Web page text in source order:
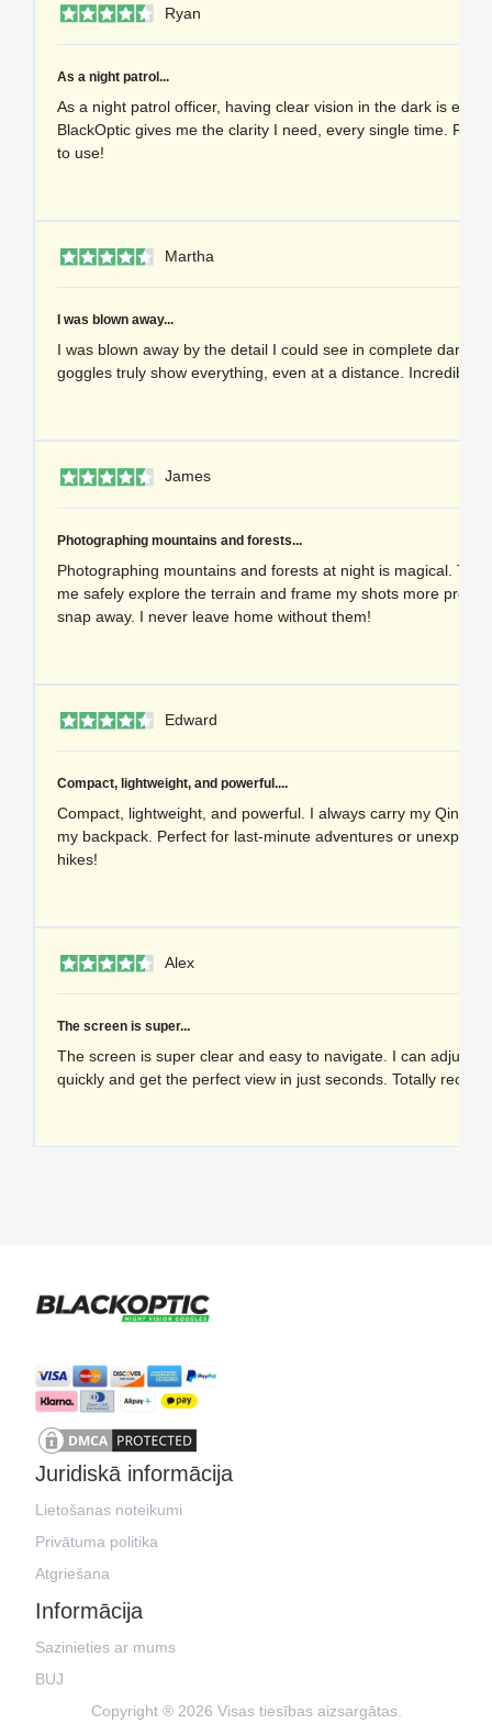
Ryan
As a night patrol...
As a night patrol officer, having clear vision in the dark is
BlackOptic gives me the clarity I need, every single time.
to use!
Martha
I was blown away...
I was blown away by the detail I could see in complete
goggles truly show everything, even at a distance. Incredible
James
Photographing mountains and forests...
Photographing mountains and forests at night is magical.
me safely explore the terrain and frame my shots more
snap away. I never leave home without them!
Edward
Compact, lightweight, and powerful....
Compact, lightweight, and powerful. I always carry my Qinux
my backpack. Perfect for last-minute adventures or
hikes!
Alex
The screen is super...
The screen is super clear and easy to navigate. I can adjust
quickly and get the perfect view in just seconds. Totally
Juridiskā informācija
Lietošanas noteikumi
Privātuma politika
Atgriešana
Informācija
Sazinieties ar mums
BUJ
Copyright ® 2026 Visas tiesības aizsargātas.